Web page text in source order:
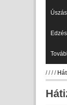
Úszás
////